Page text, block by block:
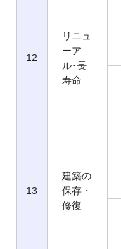
12
リニュ
ーア
ル･長
寿命
13
建築の
保存・
修復